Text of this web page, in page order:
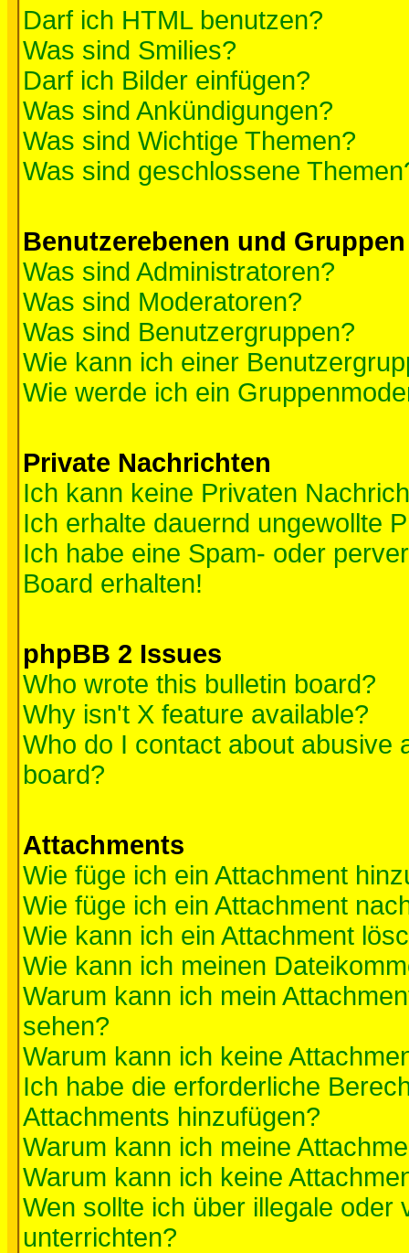
Darf ich HTML benutzen?
Was sind Smilies?
Darf ich Bilder einfügen?
Was sind Ankündigungen?
Was sind Wichtige Themen?
Was sind geschlossene
Benutzerebenen und Gruppen
Was sind Administratoren?
Was sind Moderatoren?
Was sind Benutzergruppen?
Wie kann ich einer
Wie werde ich ein
Private Nachrichten
Ich kann keine Privaten
Ich erhalte dauernd ungewollte
Ich habe eine Spam- oder
Board erhalten!
phpBB 2 Issues
Who wrote this bulletin board?
Why isn't X feature available?
Who do I contact about abusive
board?
Attachments
Wie füge ich ein Attachment
Wie füge ich ein Attachment
Wie kann ich ein Attachment
Wie kann ich meinen
Warum kann ich mein
sehen?
Warum kann ich keine
Ich habe die erforderliche
Attachments hinzufügen?
Warum kann ich meine
Warum kann ich keine
Wen sollte ich über illegale oder
unterrichten?